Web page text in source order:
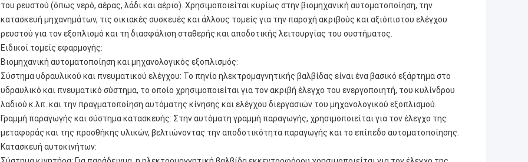
του ρευστού (όπως νερό, αέρας, λάδι και αέριο). Χρησιμοποιείται κυρίως στην βιομηχανική αυτοματοποίηση, την
κατασκευή μηχανημάτων, τις οικιακές συσκευές και άλλους τομείς για την παροχή ακριβούς και αξιόπιστου ελέγχου
ρευστού για τον εξοπλισμό και τη διασφάλιση σταθερής και αποδοτικής λειτουργίας του συστήματος.
Ειδικοί τομείς εφαρμογής:
Βιομηχανική αυτοματοποίηση και μηχανολογικός εξοπλισμός:
Σύστημα υδραυλικού και πνευματικού ελέγχου: Το πηνίο ηλεκτρομαγνητικής βαλβίδας είναι ένα βασικό εξάρτημα στο
υδραυλικό και πνευματικό σύστημα, το οποίο χρησιμοποιείται για τον ακριβή έλεγχο του ενεργοποιητή, του κυλίνδρου
λαδιού κ.λπ. και την πραγματοποίηση αυτόματης κίνησης και ελέγχου διεργασιών του μηχανολογικού εξοπλισμού.
Γραμμή παραγωγής και σύστημα κατασκευής: Στην αυτόματη γραμμή παραγωγής, χρησιμοποιείται για τον έλεγχο της
μεταφοράς και της προσθήκης υλικών, βελτιώνοντας την αποδοτικότητα παραγωγής και το επίπεδο αυτοματοποίησης.
Κατασκευή αυτοκινήτων: